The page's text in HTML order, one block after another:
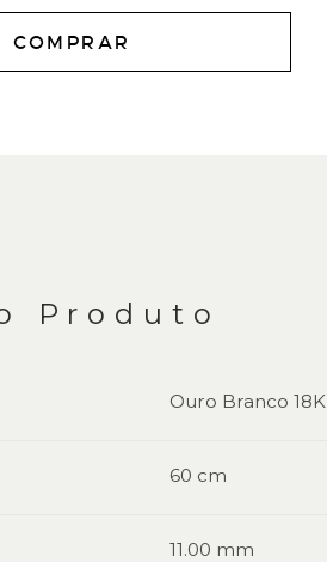
COMPRAR
Produto
Ouro Branco 18K
60 cm
11.00 mm